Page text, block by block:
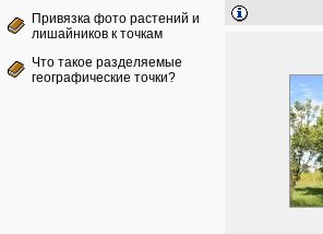
Привязка фото растений и
лишайников к точкам
Что такое разделяемые
географические точки?